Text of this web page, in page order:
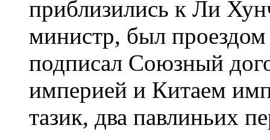
приблизились к Ли
министр, был
подписал Союзный
империей и Китаем
тазик, два павлиньих